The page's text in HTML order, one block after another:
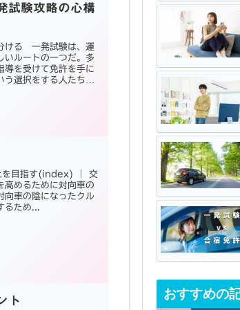
試験攻略の心構
ける 一発試験は、運
いルートの一つだ。多
導を受けて免許を手に
選択をする人たちが
目指す(index) ｜ 交
高めるために対向車の
向車の陰になったクル
ため...
ト おすすめの